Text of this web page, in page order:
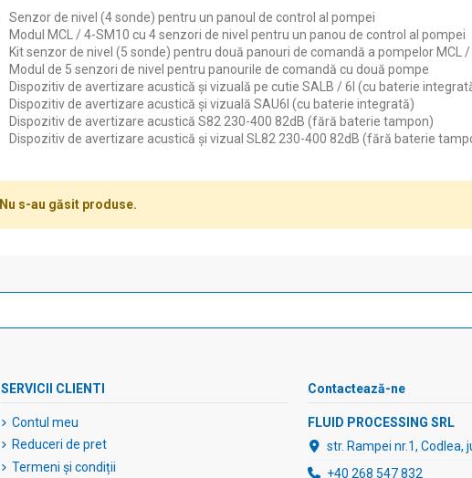
Senzor de nivel (4 sonde) pentru un panoul de control al pompei
Modul MCL / 4-SM10 cu 4 senzori de nivel pentru un panou de control al pompei
Kit senzor de nivel (5 sonde) pentru două panouri de comandă a pompelor MCL
Modul de 5 senzori de nivel pentru panourile de comandă cu două pompe
Dispozitiv de avertizare acustică și vizuală pe cutie SALB / 6I (cu baterie
Dispozitiv de avertizare acustică și vizuală SAU6I (cu baterie integrată)
Dispozitiv de avertizare acustică S82 230-400 82dB (fără baterie tampon)
Dispozitiv de avertizare acustică și vizual SL82 230-400 82dB (fără baterie
Nu s-au găsit produse.
SERVICII CLIENTI
Contul meu
Reduceri de pret
Termeni și condiții
Contactează-ne
FLUID PROCESSING SRL
str. Rampei nr.1, Codlea,
+40 268 547 832